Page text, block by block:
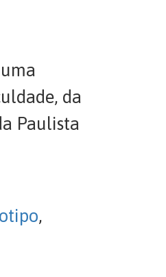
da
Paulista
,